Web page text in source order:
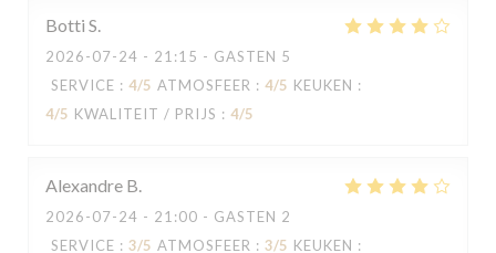
Botti S
2026-07-24 - 21:15 - GASTEN 5
SERVICE : 4/5 ATMOSFEER : 4/5 KEUKEN :
4/5 KWALITEIT / PRIJS : 4/5
Alexandre B
2026-07-24 - 21:00 - GASTEN 2
SERVICE : 3/5 ATMOSFEER : 3/5 KEUKEN :